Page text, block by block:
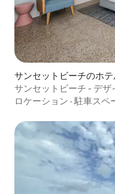
サンセットビーチのホ
サンセットビーチ - デザ
ロケーション ·駐車スペ